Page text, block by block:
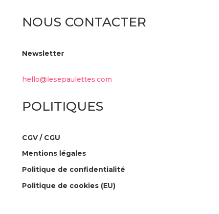
NOUS CONTACTER
Newsletter
hello@lesepaulettes.com
POLITIQUES
CGV / CGU
Mentions légales
Politique de confidentialité
Politique de cookies (EU)